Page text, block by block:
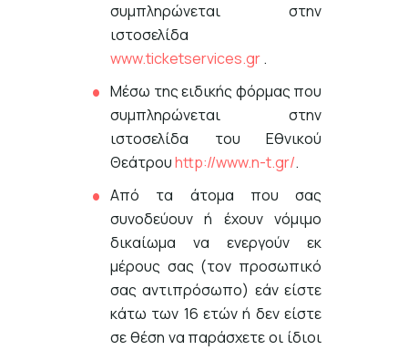
συμπληρώνεται στην
ιστοσελίδα
www.ticketservices.gr.
Μέσω της ειδικής φόρμας που
συμπληρώνεται στην
ιστοσελίδα του Εθνικού
Θεάτρουhttp://www.n-t.gr/.
Από τα άτομα που σας
συνοδεύουν ή έχουν νόμιμο
δικαίωμα να ενεργούν εκ
μέρους σας (τον προσωπικό
σας αντιπρόσωπο) εάν είστε
κάτω των 16 ετών ή δεν είστε
σε θέση να παράσχετε οι ίδιοι